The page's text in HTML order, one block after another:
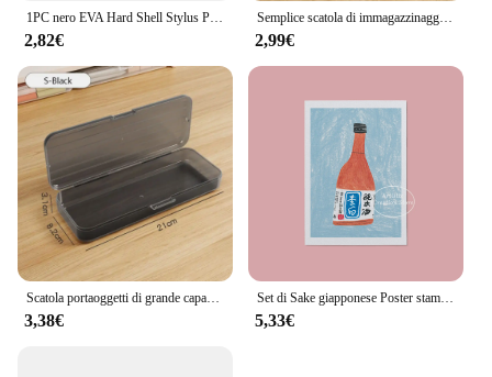
1PC nero EVA Hard Shell Stylus Pen Pencil Case Holder custodia protettiva per il trasporto borsa contenitore per penna penna a sfera Stylu
2,82€
Semplice scatola di immagazzinaggio di grande capacità astuccio multifunzione in plastica astuccio trasparente regalo
2,99€
Scatola portaoggetti di grande capacità astuccio per matite trasparente in plastica di alta qualità multifunzionale per studenti
3,38€
Set di Sake giapponese Poster stampa su tela pittura riso vino alcol Ginjo cibo bevanda Wall Art Picture Bar cucina Room Decor Gifts
5,33€